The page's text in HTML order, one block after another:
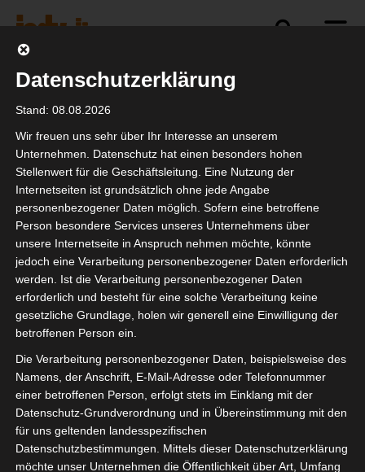
Selbstständigkeit
Discord: Crewcall
Datenschutzerklärung
Stand: 08.08.2026
Wir freuen uns sehr über Ihr Interesse an unserem
Unternehmen. Datenschutz hat einen besonders hohen
Stellenwert für die Geschäftsleitung. Eine Nutzung der
Internetseiten ist grundsätzlich ohne jede Angabe
personenbezogener Daten möglich. Sofern eine betroffene
Person besondere Services unseres Unternehmens über
unsere Internetseite in Anspruch nehmen möchte, könnte
jedoch eine Verarbeitung personenbezogener Daten erforderlich
werden. Ist die Verarbeitung personenbezogener Daten
erforderlich und besteht für eine solche Verarbeitung keine
gesetzliche Grundlage, holen wir generell eine Einwilligung der
betroffenen Person ein.
Die Verarbeitung personenbezogener Daten, beispielsweise des
Namens, der Anschrift, E-Mail-Adresse oder Telefonnummer
einer betroffenen Person, erfolgt stets im Einklang mit der
Datenschutz-Grundverordnung und in Übereinstimmung mit den
für uns geltenden landesspezifischen
Datenschutzbestimmungen. Mittels dieser Datenschutzerklärung
möchte unser Unternehmen die Öffentlichkeit über Art, Umfang